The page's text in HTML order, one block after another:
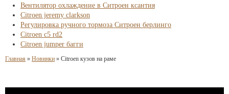
Вентилятор охлаждение в Ситроен ксантия
Citroen jeremy clarkson
Регулировка ручного тормоза Ситроен берлинго
Citroen c5 rd2
Citroen jumper багги
Главная » Новинки » Citroen кузов на раме